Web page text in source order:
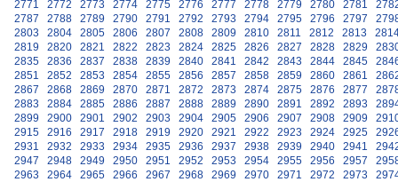
2771
2772 2773 2774 2775 2776 2777 2778 2779 2780 2781
2787
2788 2789 2790 2791 2792 2793 2794 2795 2796 2797
2803
2804 2805 2806 2807 2808 2809 2810 2811 2812 2813
2819
2820 2821 2822 2823 2824 2825 2826 2827 2828 2829
2835
2836 2837 2838 2839 2840 2841 2842 2843 2844 2845
2851
2852 2853 2854 2855 2856 2857 2858 2859 2860 2861
2867
2868 2869 2870 2871 2872 2873 2874 2875 2876 2877
2883
2884 2885 2886 2887 2888 2889 2890 2891 2892 2893
2899
2900 2901 2902 2903 2904 2905 2906 2907 2908 2909
2915
2916 2917 2918 2919 2920 2921 2922 2923 2924 2925
2931
2932 2933 2934 2935 2936 2937 2938 2939 2940 2941
2947
2948 2949 2950 2951 2952 2953 2954 2955 2956 2957
2963
2964 2965 2966 2967 2968 2969 2970 2971 2972 2973